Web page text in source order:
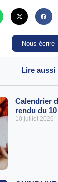
Nous écrire
Lire aussi
Calendrier
rendu du
10 juillet 2026